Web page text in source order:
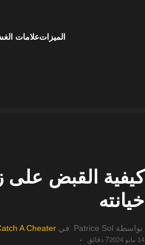
الميزاتعلامات
كيفية القبض على
خيانته
بواسطة Patrice Sol في A Cheater
14 مايو 2024 7 دقائق